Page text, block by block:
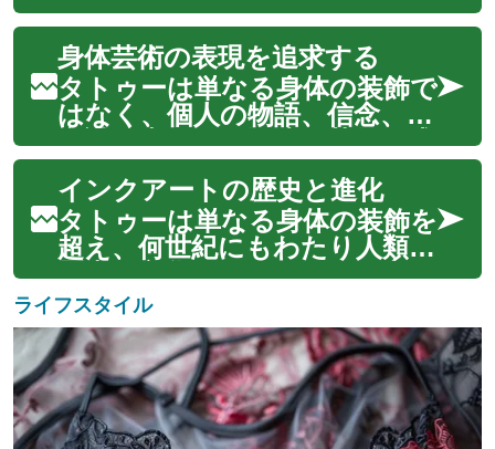
からの実践は、現代社会におい
てもその魅力を...
を永遠に肌に刻む芸術形式で
す。そのデザインを選ぶプロ
セスは、自己表現の旅の始まり
であり、深く個人的な意味を持
つものとなります。無数のス
タイル、モチーフ、技術が存在
する中で、自分にと...
身体芸術の表現を追求する
タトゥーは単なる身体の装飾で
はなく、個人の物語、信念、美
意識を表現する深遠な芸術形式
です。肌に刻まれるインク
は、時代を超えて多様な文化や
社会で重要な役割を果たしてき
ました。現代において、タト
ゥーは自己表現の強力な手段と
して広く認識され...
インクアートの歴史と進化
タトゥーは単なる身体の装飾を
超え、何世紀にもわたり人類の
歴史、文化、そして個人の表現
と深く結びついてきました。
古くから世界各地でその形を変
えながら受け継がれてきたイ
ンクアートは、社会の変化とと
もにその意味合いや技術を進化
させてきました...
ライフスタイル